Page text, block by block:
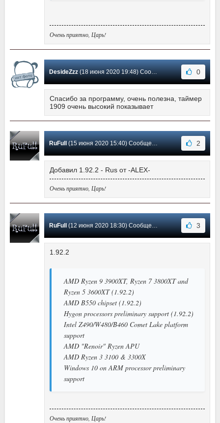
Очень приятно, Царь!
DesideZzz(18 июня 2020 19:48) Сообщение #318 0
Спасибо за программу, очень полезна, таймер
1909 очень высокий показывает
RuFull(15 июня 2020 15:40) Сообщение #317 2
Добавил 1.92.2 - Rus от -ALEX-
Очень приятно, Царь!
RuFull(12 июня 2020 18:30) Сообщение #316 3
1.92.2
AMD Ryzen 9 3900XT, Ryzen 7 3800XT and
Ryzen 5 3600XT (1.92.2)
AMD B550 chipset (1.92.2)
Hygon processors preliminary support (1.92.2)
Intel Z490/W480/B460 Comet Lake platform
support
AMD "Renoir" Ryzen APU
AMD Ryzen 3 3100 & 3300X
Windows 10 on ARM processor preliminary
support
Очень приятно, Царь!